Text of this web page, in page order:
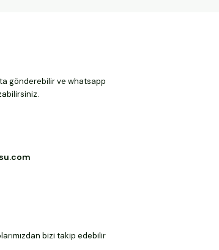
gönderebilir ve whatsapp
bizi takip edebilir